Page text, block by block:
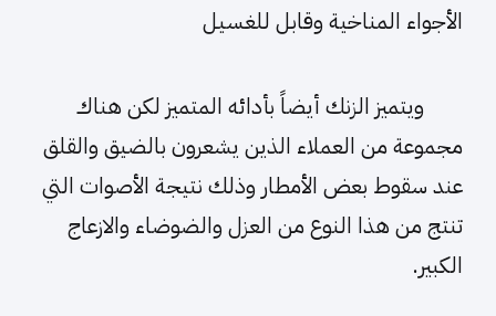
الأجواء المناخية وقابل للغسيل
ويتميز الزنك أيضاً بأدائه المتميز لكن هناك
مجموعة من العملاء الذين يشعرون بالضيق والقلق
عند سقوط بعض الأمطار وذلك نتيجة الأصوات التي
تنتج من هذا النوع من العزل والضوضاء والازعاج
الكبير.